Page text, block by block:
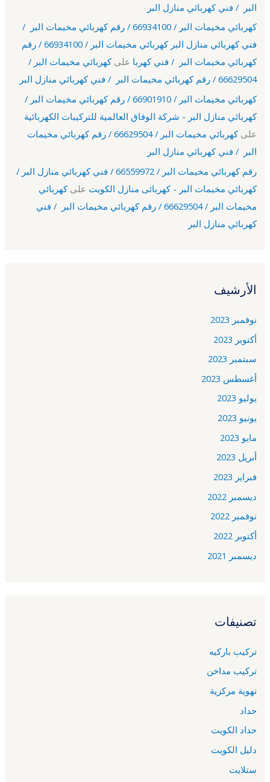
البر / فني كهربائي منازل البر
كهربائي مخيمات البر / 66934100 / رقم كهربائي مخيمات البر /
فني كهربائي منازل البر كهربائي مخيمات البر / 66934100 / رقم
كهربائي مخيمات البر / فني كهربا علىكهربائي مخيمات البر /
66629504 / رقم كهربائي مخيمات البر / فني كهربائي منازل البر
كهربائي مخيمات البر / 66901910 / رقم كهربائي مخيمات البر /
كهربائي منازل البر - شركة الوفاق العالمية للتركيبات الكهربائية
على
كهربائي مخيمات البر / 66629504 / رقم كهربائي مخيمات
البر / فني كهربائي منازل البر
رقم كهربائي مخيمات البر / 66559972 / فني كهربائي منازل البر /
كهربائي مخيمات البر - كهربائى منازل الكويت علىكهربائي
مخيمات البر / 66629504 / رقم كهربائي مخيمات البر / فني
كهربائي منازل البر
الأرشيف
نوفمبر 2023
أكتوبر 2023
سبتمبر 2023
أغسطس 2023
يوليو 2023
يونيو 2023
مايو 2023
أبريل 2023
فبراير 2023
ديسمبر 2022
نوفمبر 2022
أكتوبر 2022
ديسمبر 2021
تصنيفات
تركيب باركيه
تركيب مداخن
تهوية مركزية
حداد
حداد الكويت
دليل الكويت
ستلايت